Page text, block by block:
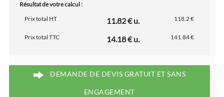
Résultat de votre calcul :
Prix total HT
11.82 € u. 118.2 €
Prix total TTC 14.18 € u. 141.84 €
DEMANDE DE DEVIS GRATUIT ET SANS
ENGAGEMENT